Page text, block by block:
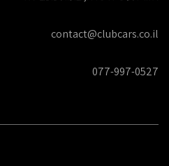
contact@clubcars.co.il
077-997-0527